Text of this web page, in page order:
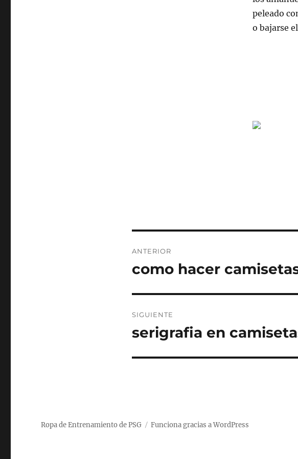
peleado
o bajarse
de
ANTERIOR
Entrada
como hacer
SIGUIENTE
Entrada
serigrafia en
Ropa de Entrenamiento de PSG Funciona gracias a WordPress